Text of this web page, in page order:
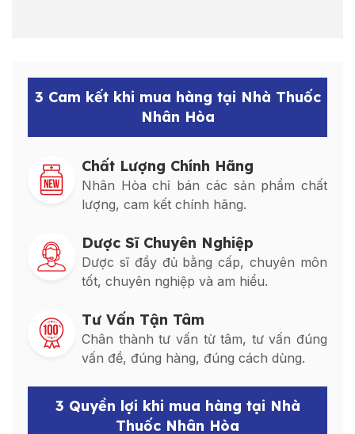
3 Cam kết khi mua hàng tại Nhà Thuốc
Nhân Hòa
Chất Lượng Chính Hãng
Nhân Hòa chỉ bán các sản phẩm chất
lượng, cam kết chính hãng.
Dược Sĩ Chuyên Nghiệp
Dược sĩ đầy đủ bằng cấp, chuyên môn
tốt, chuyên nghiệp và am hiểu.
Tư Vấn Tận Tâm
Chân thành tư vấn từ tâm, tư vấn đúng
vấn đề, đúng hàng, đúng cách dùng.
3 Quyền lợi khi mua hàng tại Nhà
Thuốc Nhân Hòa